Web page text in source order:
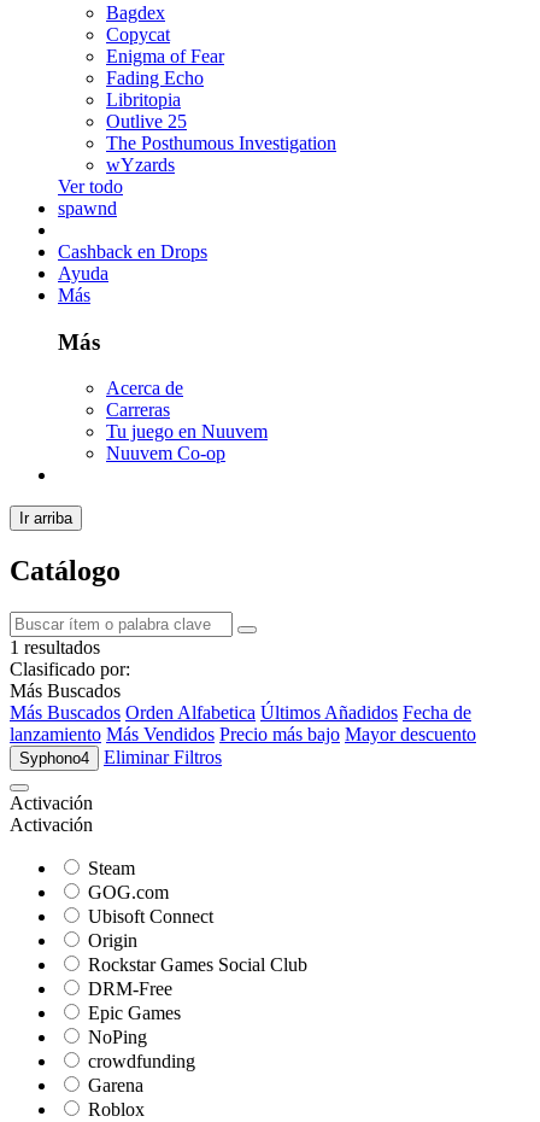
Bagdex
Copycat
Enigma of Fear
Fading Echo
Libritopia
Outlive 25
The Posthumous Investigation
wYzards
Ver todo
spawnd
Cashback en Drops
Ayuda
Más
Más
Acerca de
Carreras
Tu juego en Nuuvem
Nuuvem Co-op
Ir arriba
Catálogo
1 resultados
Clasificado por:
Más Buscados
Más Buscados Orden Alfabetica Últimos Añadidos Fecha de
lanzamiento Más Vendidos Precio más bajo Mayor descuento
Syphono4 Eliminar Filtros
Activación
Activación
Steam
GOG.com
Ubisoft Connect
Origin
Rockstar Games Social Club
DRM-Free
Epic Games
NoPing
crowdfunding
Garena
Roblox